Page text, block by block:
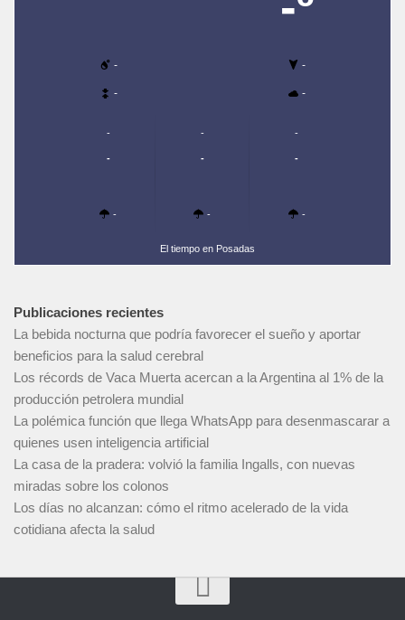
- -
- -
-
-
-
-
-
-
-
-
-
El tiempo en Posadas
Publicaciones recientes
La bebida nocturna que podría favorecer el sueño y aportar
beneficios para la salud cerebral
Los récords de Vaca Muerta acercan a la Argentina al 1% de la
producción petrolera mundial
La polémica función que llega WhatsApp para desenmascarar a
quienes usen inteligencia artificial
La casa de la pradera: volvió la familia Ingalls, con nuevas
miradas sobre los colonos
Los días no alcanzan: cómo el ritmo acelerado de la vida
cotidiana afecta la salud